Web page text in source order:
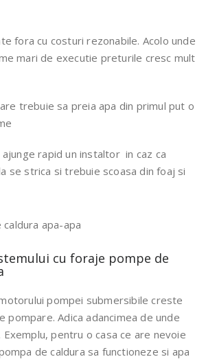
fora cu costuri rezonabile. Acolo unde
mari de executie preturile cresc mult
trebuie sa preia apa din primul put o
rapid un instaltor in caz ca
se strica si trebuie scoasa din foaj si
cu foraje pompe de
pompei submersibile creste
pompare. Adica adancimea de unde
pentru o casa ce are nevoie
de caldura sa functioneze si apa